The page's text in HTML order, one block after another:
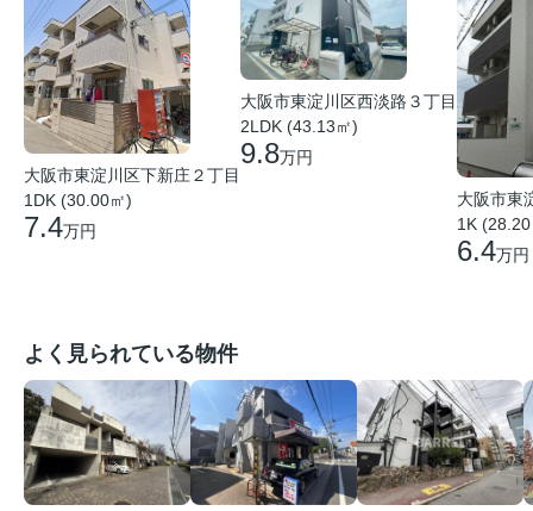
大阪市東淀川区下新庄２丁目
1DK (30.00㎡)
7.4万円
大阪市東淀川区西淡路３丁目
2LDK (43.13㎡)
9.8万円
大阪市東
1K
6.4万円
よく見られている物件